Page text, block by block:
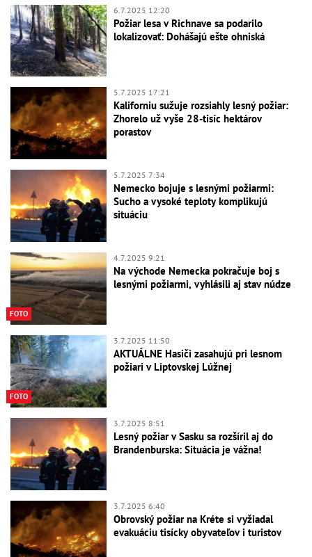
6.7.2025 12:20
Požiar lesa v Richnave sa podarilo
lokalizovať: Dohášajú ešte ohniská
5.7.2025 17:21
Kaliforniu sužuje rozsiahly lesný požiar:
Zhorelo už vyše 28-tisíc hektárov
porastov
5.7.2025 7:34
Nemecko bojuje s lesnými požiarmi:
Sucho a vysoké teploty komplikujú
situáciu
FOTO
4.7.2025 9:21
Na východe Nemecka pokračuje boj s
lesnými požiarmi, vyhlásili aj stav núdze
FOTO
3.7.2025 11:50
AKTUÁLNE Hasiči zasahujú pri lesnom
požiari v Liptovskej Lúžnej
3.7.2025 8:51
Lesný požiar v Sasku sa rozšíril aj do
Brandenburska: Situácia je vážna!
3.7.2025 6:40
Obrovský požiar na Kréte si vyžiadal
evakuáciu tisícky obyvateľov i turistov